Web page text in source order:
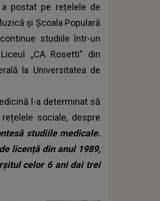
postat pe rețelele de
și Școala Populară
studiile într-un
„CA Rosetti” din
la Universitatea de
l-a determinat să
sociale, despre
studiile medicale.
licență din anul 1989,
celor 6 ani dai trei